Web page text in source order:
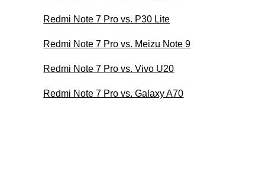
Redmi Note 7 Pro vs. P30 Lite
Redmi Note 7 Pro vs. Meizu Note 9
Redmi Note 7 Pro vs. Vivo U20
Redmi Note 7 Pro vs. Galaxy A70